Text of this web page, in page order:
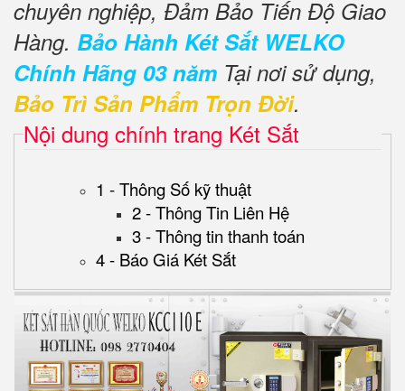
chuyên nghiệp, Đảm Bảo Tiến Độ Giao
Hàng. Bảo Hành Két Sắt WELKO
Chính Hãng 03 năm Tại nơi sử dụng,
Bảo Trì Sản Phẩm Trọn Đời.
Nội dung chính trang Két Sắt
1 - Thông Số kỹ thuật
2 - Thông Tin Liên Hệ
3 - Thông tin thanh toán
4 - Báo Giá Két Sắt